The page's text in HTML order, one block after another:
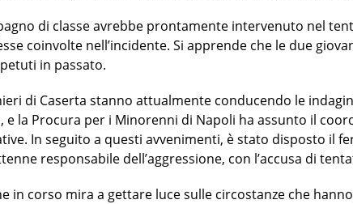
di classe avrebbe prontamente intervenuto nel
coinvolte nell’incidente. Si apprende che le due
in passato.
di Caserta stanno attualmente conducendo le
e la Procura per i Minorenni di Napoli ha assunto il
In seguito a questi avvenimenti, è stato disposto il
responsabile dell’aggressione, con l’accusa di
in corso mira a gettare luce sulle circostanze che